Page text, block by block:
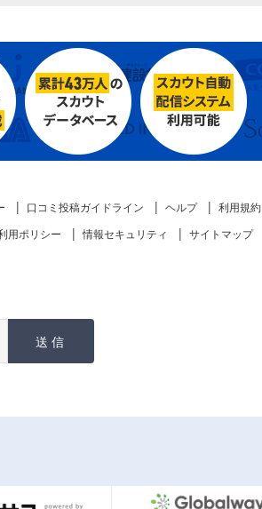
口コミ投稿ガイドライン ヘルプ
利用規約
用ポリシー 情報セキュリティ サイトマップ
送信